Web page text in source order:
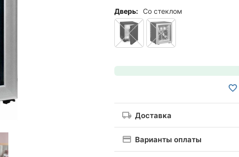
Дверь: Со стеклом
Доставка
Варианты оплаты